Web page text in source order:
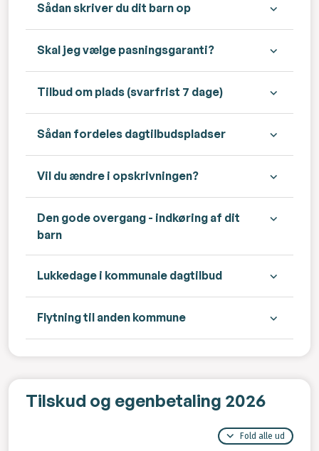
Sådan skriver du dit barn op
Skal jeg vælge pasningsgaranti?
Tilbud om plads (svarfrist 7 dage)
Sådan fordeles dagtilbudspladser
Vil du ændre i opskrivningen?
Den gode overgang - indkøring af dit
barn
Lukkedage i kommunale dagtilbud
Flytning til anden kommune
Tilskud og egenbetaling 2026
Fold alle ud